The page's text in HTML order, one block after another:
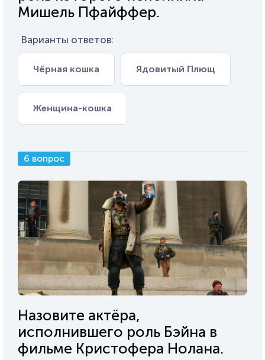
Мишель Пфайффер.
Варианты ответов:
Чёрная кошка Ядовитый Плющ
Женщина-кошка
6 вопрос
Назовите актёра,
исполнившего роль Бэйна в
фильме Кристофера Нолана.